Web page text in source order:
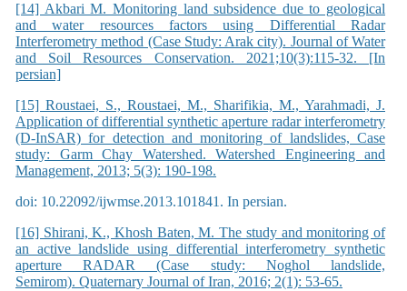
[14] Akbari M. Monitoring land subsidence due to geological
and water resources factors using Differential Radar
Interferometry method (Case Study: Arak city). Journal of Water
and Soil Resources Conservation. 2021;10(3):115-32. [In
persian]
[15] Roustaei, S., Roustaei, M., Sharifikia, M., Yarahmadi, J.
Application of differential synthetic aperture radar interferometry
(D-InSAR) for detection and monitoring of landslides, Case
study: Garm Chay Watershed. Watershed Engineering and
Management, 2013; 5(3): 190-198.
doi: 10.22092/ijwmse.2013.101841. In persian.
[16] Shirani, K., Khosh Baten, M. The study and monitoring of
an active landslide using differential interferometry synthetic
aperture RADAR (Case study: Noghol landslide,
Semirom). Quaternary Journal of Iran, 2016; 2(1): 53-65.